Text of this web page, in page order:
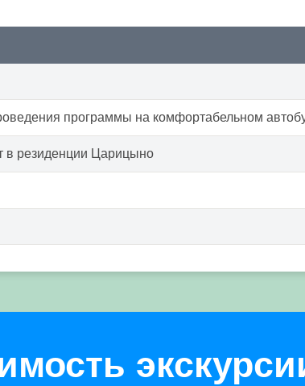
программы на комфортабельном
в резиденции Царицыно